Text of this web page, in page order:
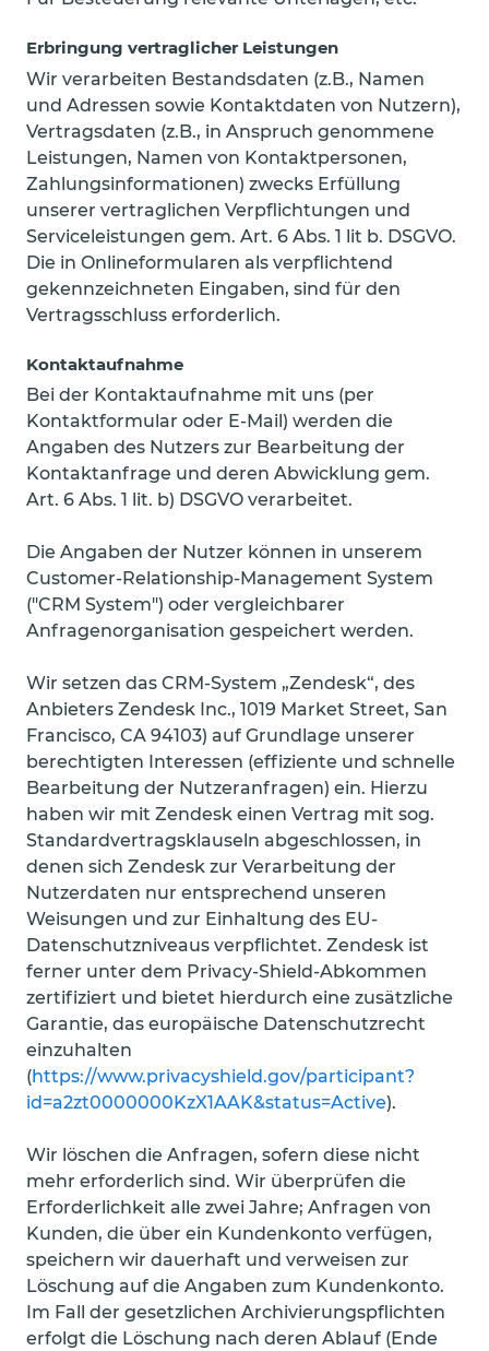
Erbringung vertraglicher Leistungen
Wir verarbeiten Bestandsdaten (z.B., Namen
und Adressen sowie Kontaktdaten von Nutzern),
Vertragsdaten (z.B., in Anspruch genommene
Leistungen, Namen von Kontaktpersonen,
Zahlungsinformationen) zwecks Erfüllung
unserer vertraglichen Verpflichtungen und
Serviceleistungen gem. Art. 6 Abs. 1 lit b. DSGVO.
Die in Onlineformularen als verpflichtend
gekennzeichneten Eingaben, sind für den
Vertragsschluss erforderlich.
Kontaktaufnahme
Bei der Kontaktaufnahme mit uns (per
Kontaktformular oder E-Mail) werden die
Angaben des Nutzers zur Bearbeitung der
Kontaktanfrage und deren Abwicklung gem.
Art. 6 Abs. 1 lit. b) DSGVO verarbeitet.
Die Angaben der Nutzer können in unserem
Customer-Relationship-Management System
("CRM System") oder vergleichbarer
Anfragenorganisation gespeichert werden.
Wir setzen das CRM-System „Zendesk“, des
Anbieters Zendesk Inc., 1019 Market Street, San
Francisco, CA 94103) auf Grundlage unserer
berechtigten Interessen (effiziente und schnelle
Bearbeitung der Nutzeranfragen) ein. Hierzu
haben wir mit Zendesk einen Vertrag mit sog.
Standardvertragsklauseln abgeschlossen, in
denen sich Zendesk zur Verarbeitung der
Nutzerdaten nur entsprechend unseren
Weisungen und zur Einhaltung des EU-
Datenschutzniveaus verpflichtet. Zendesk ist
ferner unter dem Privacy-Shield-Abkommen
zertifiziert und bietet hierdurch eine zusätzliche
Garantie, das europäische Datenschutzrecht
einzuhalten
(https://www.privacyshield.gov/participant?
id=a2zt0000000KzX1AAK&status=Active).
Wir löschen die Anfragen, sofern diese nicht
mehr erforderlich sind. Wir überprüfen die
Erforderlichkeit alle zwei Jahre; Anfragen von
Kunden, die über ein Kundenkonto verfügen,
speichern wir dauerhaft und verweisen zur
Löschung auf die Angaben zum Kundenkonto.
Im Fall der gesetzlichen Archivierungspflichten
erfolgt die Löschung nach deren Ablauf (Ende